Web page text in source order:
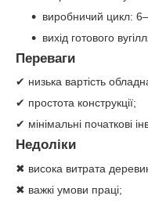
виробничий цикл:
вихід готового
Переваги
✔ низька вартість
✔ простота конструкції;
✔ мінімальні початкові
Недоліки
✖ висока витрата
✖ важкі умови праці;